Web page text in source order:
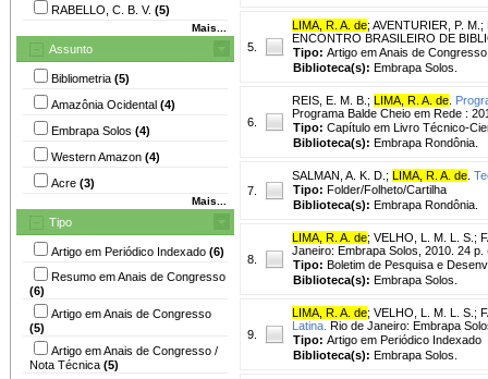
RABELLO, C. B. V. (5)
Mais...
Assunto
Bibliometria (5)
Amazônia Ocidental (4)
Embrapa Solos (4)
Western Amazon (4)
Acre (3)
Mais...
Tipo
Artigo em Periódico Indexado (6)
Resumo em Anais de Congresso
(6)
Artigo em Anais de Congresso
(5)
Artigo em Anais de Congresso /
Nota Técnica (5)
5.
LIMA, R. A. de; AVENTURIER, P. M. ;
ENCONTRO BRASILEIRO DE
Tipo: Artigo em Anais de Congresso
Biblioteca(s): Embrapa Solos.
6.
REIS, E. M. B. ; LIMA, R. A. de
Programa Balde Cheio em Rede :
Tipo: Capítulo em Livro Técnico-
Biblioteca(s): Embrapa Rondônia.
7.
SALMAN, A. K. D. ; LIMA, R. A. de
Tipo: Folder/Folheto/Cartilha
Biblioteca(s): Embrapa Rondônia.
8.
LIMA, R. A. de; VELHO, L. M. L. S. ;
Janeiro: Embrapa Solos, 2010. 24
Tipo: Boletim de Pesquisa e
Biblioteca(s): Embrapa Solos.
9.
LIMA, R. A. de; VELHO, L. M. L. S. ;
Latina. Rio de Janeiro: Embrapa
Tipo: Artigo em Periódico Indexado
Biblioteca(s): Embrapa Solos.